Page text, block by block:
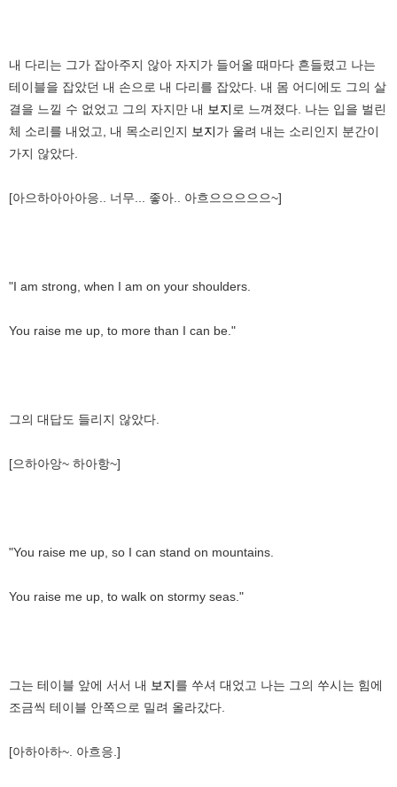
내 다리는 그가 잡아주지 않아 자지가 들어올 때마다 흔들렸고 나는
테이블을 잡았던 내 손으로 내 다리를 잡았다. 내 몸 어디에도 그의 살
결을 느낄 수 없었고 그의 자지만 내 보지 로 느껴졌다. 나는 입을 벌린
체 소리를 내었고, 내 목소리인지 보지가 울려 내는 소리인지 분간이
가지 않았다.
[아으하아아아응.. 너무... 좋아.. 아흐으으으으으~]
"I am strong, when I am on your shoulders.
You raise me up, to more than I can be."
그의 대답도 들리지 않았다.
[으하아앙~ 하아항~]
"You raise me up, so I can stand on mountains.
You raise me up, to walk on stormy seas."
그는 테이블 앞에 서서 내 보지를 쑤셔 대었고 나는 그의 쑤시는 힘에
조금씩 테이블 안쪽으로 밀려 올라갔다.
[아하아하~. 아흐응.]